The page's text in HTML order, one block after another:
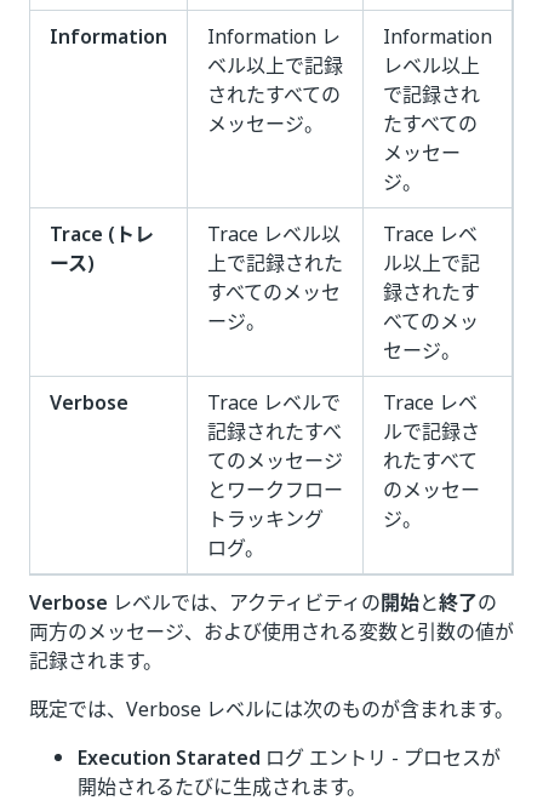
Information
Information レ
ベル以上で記録
されたすべての
メッセージ。
Information
レベル以上
で記録され
たすべての
メッセー
ジ。
Trace (トレ
ース)
Trace レベル以
上で記録された
すべてのメッセ
ージ。
Trace レベ
ル以上で記
録されたす
べてのメッ
セージ。
Verbose
Trace レベルで
記録されたすべ
てのメッセージ
とワークフロー
トラッキング
ログ。
Trace レベ
ルで記録さ
れたすべて
のメッセー
ジ。
Verbose レベルでは、アクティビティの開始と終了の
両方のメッセージ、および使用される変数と引数の値が
記録されます。
既定では、Verbose レベルには次のものが含まれます。
Execution Starated ログ エントリ - プロセスが
開始されるたびに生成されます。